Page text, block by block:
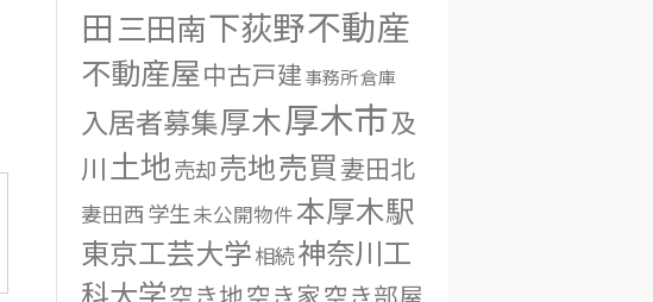
田 三田南下荻野不動産
不動産屋 中古戸建 事務所倉庫
入居者募集厚木厚木市及
川 土地売却売地売買 妻田北
妻田西学生 未公開物件本厚木駅
東京工芸大学相続神奈川工
科大学空き地空き家空き部屋